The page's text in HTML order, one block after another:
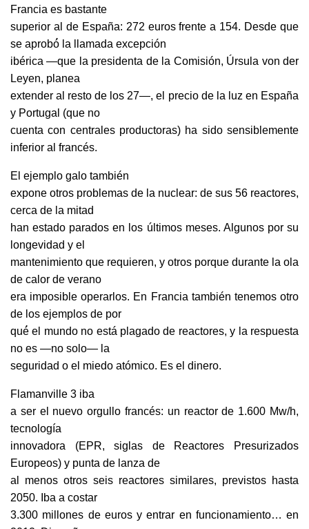
Francia es bastante
superior al de España: 272 euros frente a 154. Desde que
se aprobó́ la llamada excepción
ibérica —que la presidenta de la Comisión, Úrsula von der
Leyen, planea
extender al resto de los 27—, el precio de la luz en España
y Portugal (que no
cuenta con centrales productoras) ha sido sensiblemente
inferior al francés.
El ejemplo galo también
expone otros problemas de la nuclear: de sus 56 reactores,
cerca de la mitad
han estado parados en los últimos meses. Algunos por su
longevidad y el
mantenimiento que requieren, y otros porque durante la ola
de calor de verano
era imposible operarlos. En Francia también tenemos otro
de los ejemplos de por
qué́ el mundo no está plagado de reactores, y la respuesta
no es —no solo— la
seguridad o el miedo atómico. Es el dinero.
Flamanville 3 iba
a ser el nuevo orgullo francés: un reactor de 1.600 Mw/h,
tecnología
innovadora (EPR, siglas de Reactores Presurizados
Europeos) y punta de lanza de
al menos otros seis reactores similares, previstos hasta
2050. Iba a costar
3.300 millones de euros y entrar en funcionamiento… en